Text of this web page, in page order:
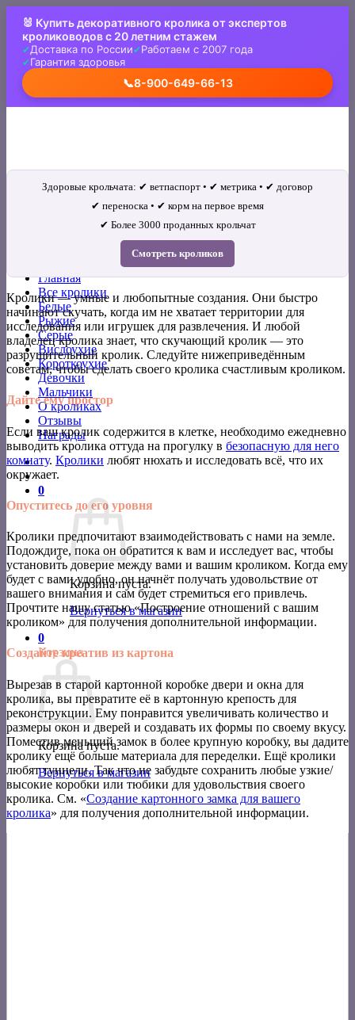
content
🐰 Купить декоративного кролика от экспертов
кролиководов с 20 летним стажем
Доставка по России
Работаем с 2007 года
Гарантия здоровья
📞8-900-649-66-13
Главная
Все кролики
Белые
Рыжие
Серые
Вислоухие
Короткоухие
Девочки
Мальчики
О кроликах
Отзывы
Награды
0
Корзина пуста.
Вернуться в магазин
0
Корзина
Корзина пуста.
Вернуться в магазин
Здоровые крольчата: ✔ ветпаспорт • ✔ метрика • ✔ договор
✔ переноска • ✔ корм на первое время
✔ Более 3000 проданных крольчат
Смотреть кроликов
Кролики — умные и любопытные создания. Они быстро
начинают скучать, когда им не хватает территории для
исследования или игрушек для развлечения. И любой
владелец кролика знает, что скучающий кролик — это
разрушительный кролик. Следуйте нижеприведённым
советам, чтобы сделать своего кролика счастливым кроликом.
Дайте ему простор
Если ваш кролик содержится в клетке, необходимо ежедневно
выводить кролика оттуда на прогулку в безопасную для него
комнату. Кролики любят нюхать и исследовать всё, что их
окружает.
Опуститесь до его уровня
Кролики предпочитают взаимодействовать с нами на земле.
Подождите, пока он обратится к вам и исследует вас, чтобы
установить доверие между вами и вашим кроликом. Когда ему
будет с вами удобно, он начнёт получать удовольствие от
вашего внимания и сам будет стремиться его привлечь.
Прочтите нашу статью «Построение отношений с вашим
кроликом» для получения дополнительной информации.
Создайте креатив из картона
Вырезав в старой картонной коробке двери и окна для
кролика, вы превратите её в картонную крепость для
реконструкции. Ему понравится увеличивать количество и
размеры окон и дверей и создавать их формы по своему вкусу.
Поместив меньший замок в более крупную коробку, вы дадите
кролику ещё больше материала для переделки. Ещё кролики
любят туннели. Так что не забудьте сохранить любые узкие/
высокие коробки или тюбики для удовольствия своего
кролика. См. «Создание картонного замка для вашего
кролика» для получения дополнительной информации.